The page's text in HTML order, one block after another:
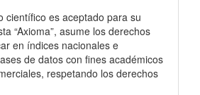
científico es aceptado para su
“Axioma”, asume los derechos
en índices nacionales e
de datos con fines académicos
respetando los derechos